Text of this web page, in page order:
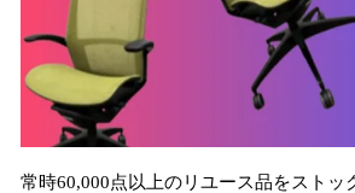
常時60,000点以上のリユース品をストッ